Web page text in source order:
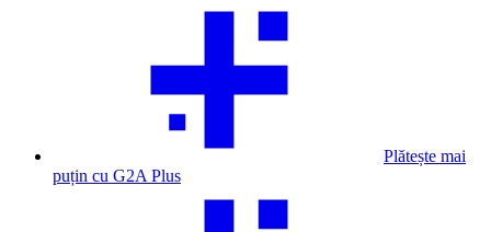
Plătește mai
puțin cu G2A Plus